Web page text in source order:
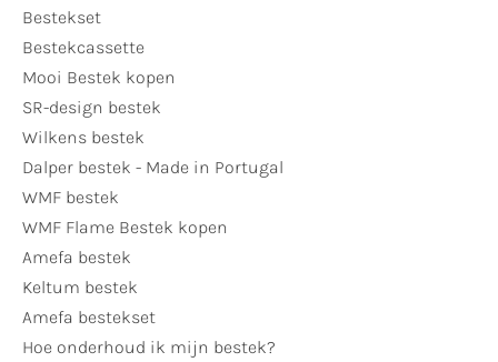
Bestekset
Bestekcassette
Mooi Bestek kopen
SR-design bestek
Wilkens bestek
Dalper bestek - Made in Portugal
WMF bestek
WMF Flame Bestek kopen
Amefa bestek
Keltum bestek
Amefa bestekset
Hoe onderhoud ik mijn bestek?